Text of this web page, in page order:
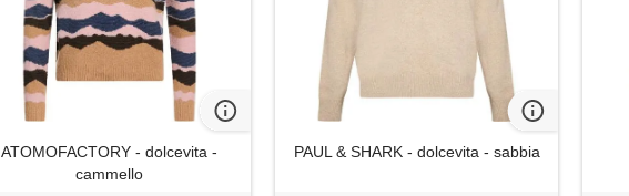
ATOMOFACTORY - dolcevita -
cammello
PAUL & SHARK - dolcevita - sabbia